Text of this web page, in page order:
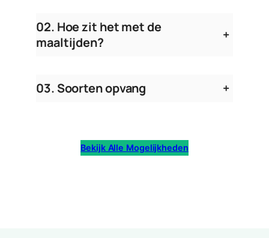
02. Hoe zit het met de
maaltijden?
+
03. Soorten opvang +
Bekijk Alle Mogelijkheden